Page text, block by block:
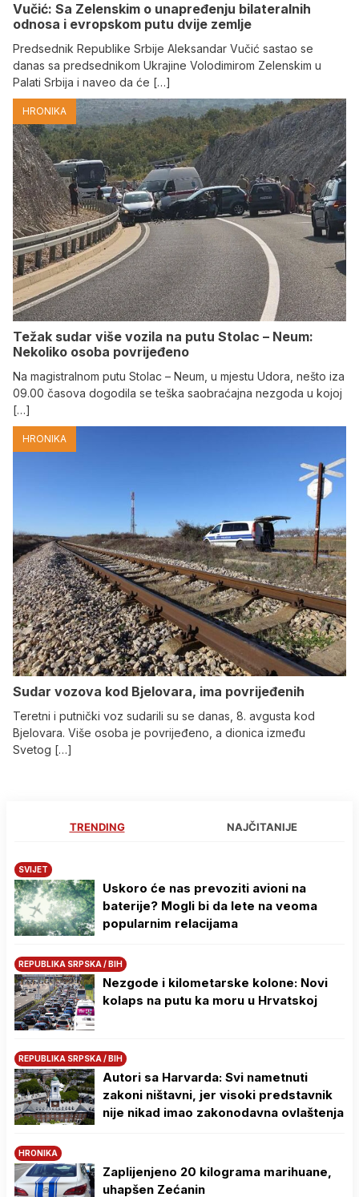
Vučić: Sa Zelenskim o unapređenju bilateralnih
odnosa i evropskom putu dvije zemlje
Predsednik Republike Srbije Aleksandar Vučić sastao se
danas sa predsednikom Ukrajine Volodimirom Zelenskim u
Palati Srbija i naveo da će […]
HRONIKA
Težak sudar više vozila na putu Stolac – Neum:
Nekoliko osoba povrijeđeno
Na magistralnom putu Stolac – Neum, u mjestu Udora, nešto iza
09.00 časova dogodila se teška saobraćajna nezgoda u kojoj
[…]
HRONIKA
Sudar vozova kod Bjelovara, ima povrijeđenih
Teretni i putnički voz sudarili su se danas, 8. avgusta kod
Bjelovara. Više osoba je povrijeđeno, a dionica između
Svetog […]
TRENDING NAJČITANIJE
SVIJET
Uskoro će nas prevoziti avioni na
baterije? Mogli bi da lete na veoma
popularnim relacijama
REPUBLIKA SRPSKA / BIH
Nezgode i kilometarske kolone: Novi
kolaps na putu ka moru u Hrvatskoj
REPUBLIKA SRPSKA / BIH
Autori sa Harvarda: Svi nametnuti
zakoni ništavni, jer visoki predstavnik
nije nikad imao zakonodavna ovlaštenja
HRONIKA
Zaplijenjeno 20 kilograma marihuane,
uhapšen Zećanin